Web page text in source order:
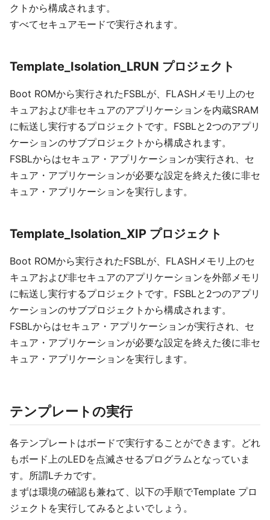
クトから構成されます。
すべてセキュアモードで実行されます。
Template_Isolation_LRUN プロジェクト
Boot ROMから実行されたFSBLが、FLASHメモリ上のセ
キュアおよび非セキュアのアプリケーションを内蔵SRAM
に転送し実行するプロジェクトです。FSBLと2つのアプリ
ケーションのサブプロジェクトから構成されます。
FSBLからはセキュア・アプリケーションが実行され、セ
キュア・アプリケーションが必要な設定を終えた後に非セ
キュア・アプリケーションを実行します。
Template_Isolation_XIP プロジェクト
Boot ROMから実行されたFSBLが、FLASHメモリ上のセ
キュアおよび非セキュアのアプリケーションを外部メモリ
に転送し実行するプロジェクトです。FSBLと2つのアプリ
ケーションのサブプロジェクトから構成されます。
FSBLからはセキュア・アプリケーションが実行され、セ
キュア・アプリケーションが必要な設定を終えた後に非セ
キュア・アプリケーションを実行します。
テンプレートの実行
各テンプレートはボードで実行することができます。どれ
もボード上のLEDを点滅させるプログラムとなっていま
す。所謂Lチカです。
まずは環境の確認も兼ねて、以下の手順でTemplate プロ
ジェクトを実行してみるとよいでしょう。